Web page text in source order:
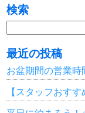
検索
検
索:
最近の投稿
お盆期間の営業
【スタッフおす